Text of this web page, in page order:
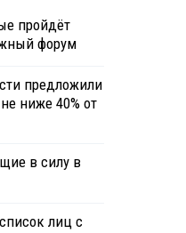
пройдёт
форум
предложили
ниже 40% от
в силу в
лиц с